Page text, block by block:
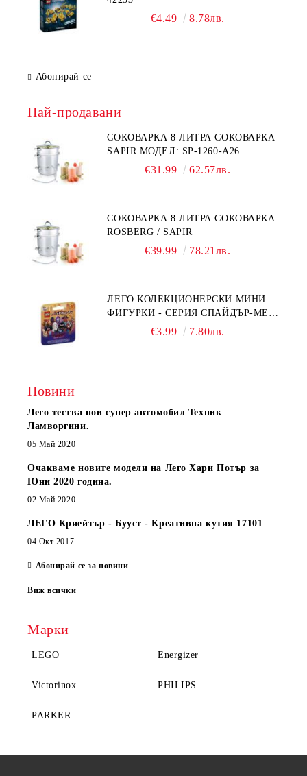
€4.49 8.78лв.
Абонирай се
Най-продавани
СОКОВАРКА 8 ЛИТРА СОКОВАРКА
SAPIR МОДЕЛ: SP-1260-A26
€31.99 62.57лв.
СОКОВАРКА 8 ЛИТРА СОКОВАРКА
ROSBERG / SAPIR
€39.99 78.21лв.
ЛЕГО КОЛЕКЦИОНЕРСКИ МИНИ
ФИГУРКИ - СЕРИЯ СПАЙДЪР-МЕН:
ПРЕЗ СПАЙДИ-ВСЕЛЕНАТА 71050
€3.99 7.80лв.
Новини
Лего тества нов супер автомобил Техник
Ламворгини.
05 Май 2020
Очакваме новите модели на Лего Хари Потър за
Юни 2020 година.
02 Май 2020
ЛЕГО Криейтър - Бууст - Креативна кутия 17101
04 Окт 2017
Абонирай се за новини
Виж всички
Марки
LEGO Energizer
Victorinox PHILIPS
PARKER